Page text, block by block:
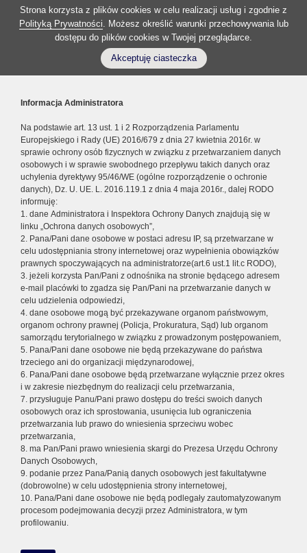
Strona korzysta z plików cookies w celu realizacji usług i zgodnie z
Polityką Prywatności. Możesz określić warunki przechowywania lub
dostępu do plików cookies w Twojej przeglądarce.
Akceptuję ciasteczka
Informacja Administratora
Na podstawie art. 13 ust. 1 i 2 Rozporządzenia Parlamentu
Europejskiego i Rady (UE) 2016/679 z dnia 27 kwietnia 2016r. w
sprawie ochrony osób fizycznych w związku z przetwarzaniem danych
osobowych i w sprawie swobodnego przepływu takich danych oraz
uchylenia dyrektywy 95/46/WE (ogólne rozporządzenie o ochronie
danych), Dz. U. UE. L. 2016.119.1 z dnia 4 maja 2016r., dalej RODO
informuję:
1. dane Administratora i Inspektora Ochrony Danych znajdują się w
linku „Ochrona danych osobowych”,
2. Pana/Pani dane osobowe w postaci adresu IP, są przetwarzane w
celu udostępniania strony internetowej oraz wypełnienia obowiązków
prawnych spoczywających na administratorze(art.6 ust.1 lit.c RODO),
3. jeżeli korzysta Pan/Pani z odnośnika na stronie będącego adresem
e-mail placówki to zgadza się Pan/Pani na przetwarzanie danych w
celu udzielenia odpowiedzi,
4. dane osobowe mogą być przekazywane organom państwowym,
organom ochrony prawnej (Policja, Prokuratura, Sąd) lub organom
samorządu terytorialnego w związku z prowadzonym postępowaniem,
5. Pana/Pani dane osobowe nie będą przekazywane do państwa
trzeciego ani do organizacji międzynarodowej,
6. Pana/Pani dane osobowe będą przetwarzane wyłącznie przez okres
i w zakresie niezbędnym do realizacji celu przetwarzania,
7. przysługuje Panu/Pani prawo dostępu do treści swoich danych
osobowych oraz ich sprostowania, usunięcia lub ograniczenia
przetwarzania lub prawo do wniesienia sprzeciwu wobec
przetwarzania,
8. ma Pan/Pani prawo wniesienia skargi do Prezesa Urzędu Ochrony
Danych Osobowych,
9. podanie przez Pana/Panią danych osobowych jest fakultatywne
(dobrowolne) w celu udostępnienia strony internetowej,
10. Pana/Pani dane osobowe nie będą podlegały zautomatyzowanym
procesom podejmowania decyzji przez Administratora, w tym
profilowaniu.